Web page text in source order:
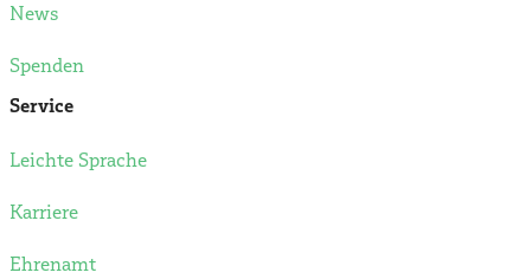
News
Spenden
Service
Leichte Sprache
Karriere
Ehrenamt